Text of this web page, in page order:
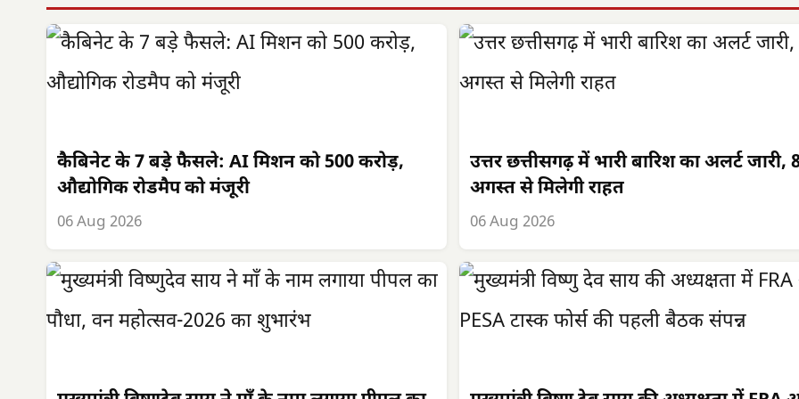
कैबिनेट के 7 बड़े फैसले: AI मिशन को 500 करोड़,
औद्योगिक रोडमैप को मंजूरी
06 Aug 2026
उत्तर छत्तीसगढ़ में भारी बारिश का अलर्ट जारी,
अगस्त से मिलेगी राहत
06 Aug 2026